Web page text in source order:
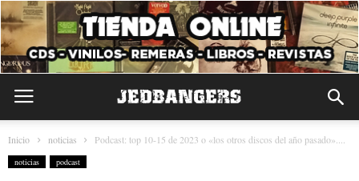
Inicio noticias Podcast: top 10-15 de 2023 o «los otros discos del año pasado»....
noticias podcast